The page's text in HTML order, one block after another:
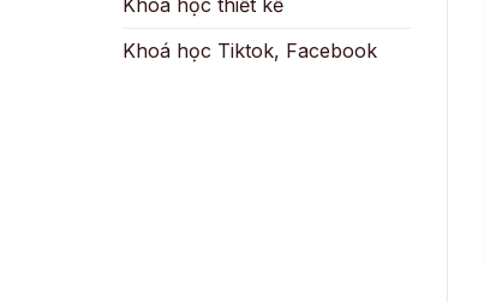
Khoá học thiết kế
Khoá học Tiktok, Facebook